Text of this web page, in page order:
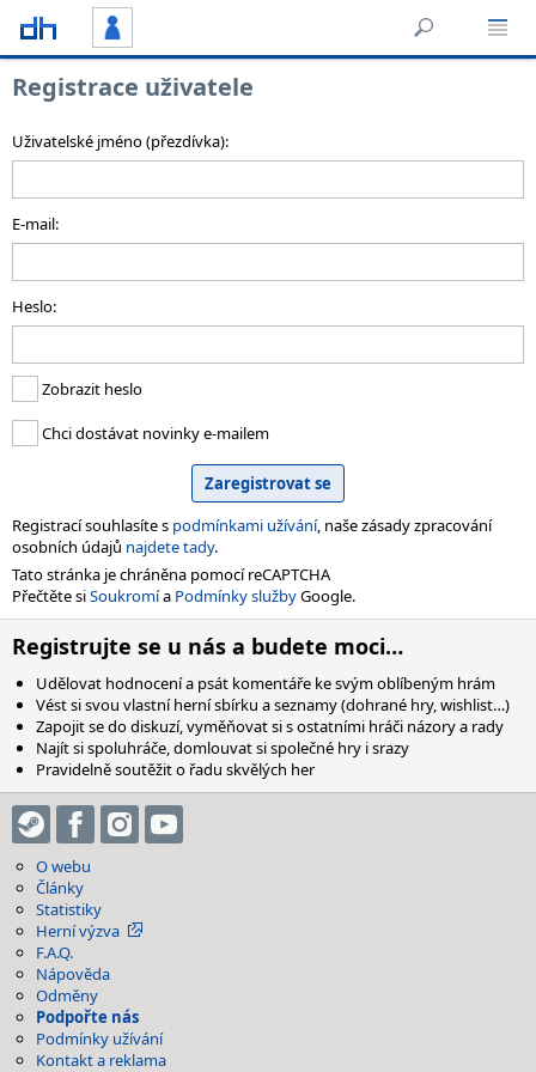
Registrace uživatele
Uživatelské jméno (přezdívka):
E-mail:
Heslo:
Zobrazit heslo
Chci dostávat novinky e-mailem
Registrací souhlasíte s podmínkami užívání, naše zásady zpracování
osobních údajů najdete tady.
Tato stránka je chráněna pomocí reCAPTCHA
Přečtěte siSoukromía Podmínky službyGoogle.
Registrujte se u nás a budete moci…
Udělovat hodnocení a psát komentáře ke svým oblíbeným hrám
Vést si svou vlastní herní sbírku a seznamy (dohrané hry, wishlist…)
Zapojit se do diskuzí, vyměňovat si s ostatními hráči názory a rady
Najít si spoluhráče, domlouvat si společné hry i srazy
Pravidelně soutěžit o řadu skvělých her
O webu
Články
Statistiky
Herní výzva
F.A.Q.
Nápověda
Odměny
Podpořte nás
Podmínky užívání
Kontakt a reklama